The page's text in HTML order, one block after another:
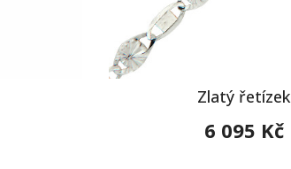
Zlatý řetízek
6 095 Kč